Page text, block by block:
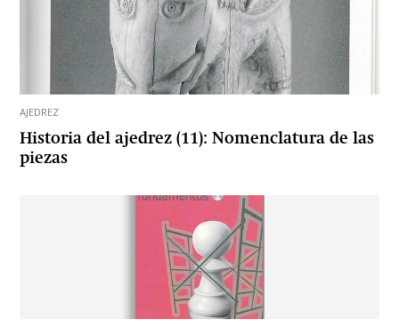
AJEDREZ
Historia del ajedrez (11): Nomenclatura de las
piezas